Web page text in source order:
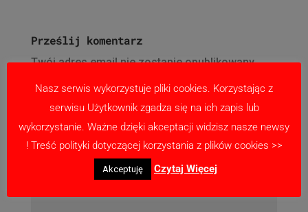
Prześlij komentarz
Twój adres email nie zostanie opublikowany.
Nasz serwis wykorzystuje pliki cookies. Korzystając z
serwisu Użytkownik zgadza się na ich zapis lub
wykorzystanie. Ważne dzięki akceptacji widzisz nasze newsy
! Treść polityki dotyczącej korzystania z plików cookies >>
Akceptuję Czytaj Więcej